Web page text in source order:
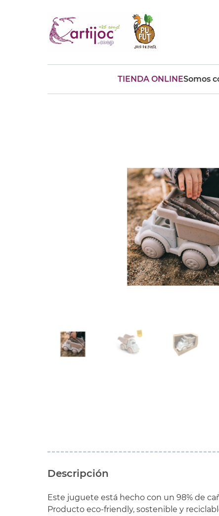
TIENDA ONLINESomos
Descripción
Este juguete está hecho con un 98% de
Producto eco-friendly, sostenible y